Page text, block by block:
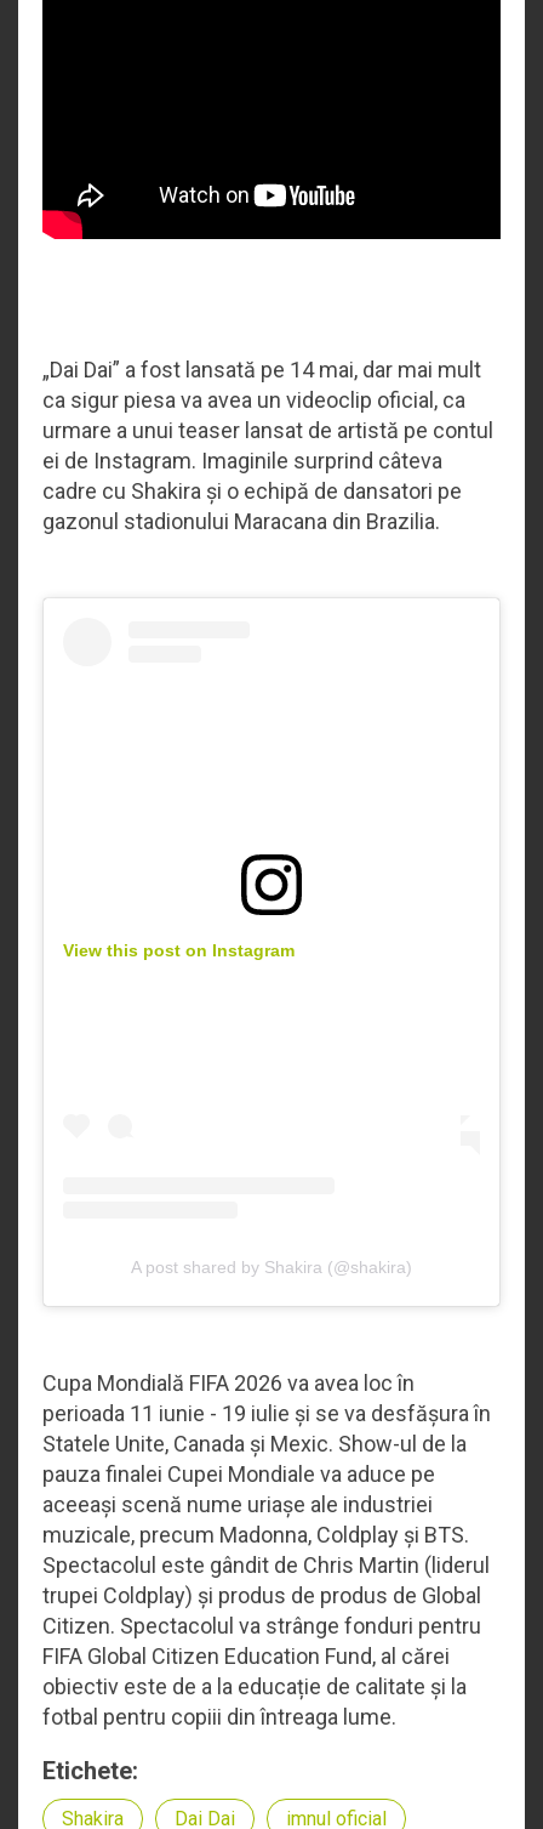
„Dai Dai” a fost lansată pe 14 mai, dar mai mult
ca sigur piesa va avea un videoclip oficial, ca
urmare a unui teaser lansat de artistă pe contul
ei de Instagram. Imaginile surprind câteva
cadre cu Shakira și o echipă de dansatori pe
gazonul stadionului Maracana din Brazilia.
View this post on Instagram
A post shared by Shakira (@shakira)
Cupa Mondială FIFA 2026 va avea loc în
perioada 11 iunie - 19 iulie și se va desfășura în
Statele Unite, Canada și Mexic. Show-ul de la
pauza finalei Cupei Mondiale va aduce pe
aceeași scenă nume uriașe ale industriei
muzicale, precum Madonna, Coldplay și BTS.
Spectacolul este gândit de Chris Martin (liderul
trupei Coldplay) și produs de produs de Global
Citizen. Spectacolul va strânge fonduri pentru
FIFA Global Citizen Education Fund, al cărei
obiectiv este de a la educație de calitate și la
fotbal pentru copiii din întreaga lume.
Etichete:
Shakira Dai Dai imnul oficial